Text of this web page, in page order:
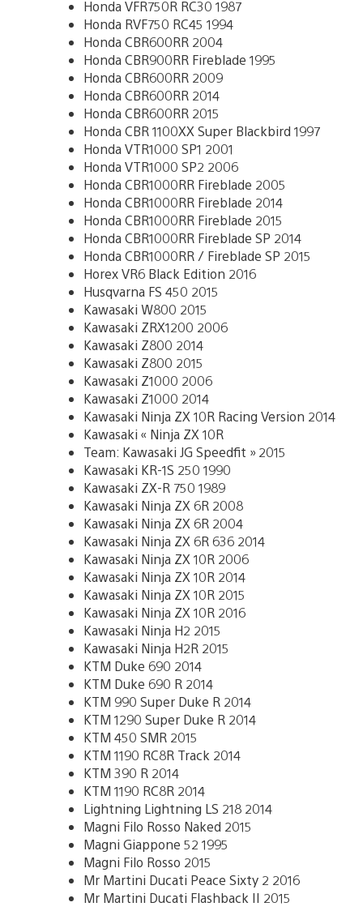
Honda VFR750R RC30 1987
Honda RVF750 RC45 1994
Honda CBR600RR 2004
Honda CBR900RR Fireblade 1995
Honda CBR600RR 2009
Honda CBR600RR 2014
Honda CBR600RR 2015
Honda CBR 1100XX Super Blackbird 1997
Honda VTR1000 SP1 2001
Honda VTR1000 SP2 2006
Honda CBR1000RR Fireblade 2005
Honda CBR1000RR Fireblade 2014
Honda CBR1000RR Fireblade 2015
Honda CBR1000RR Fireblade SP 2014
Honda CBR1000RR / Fireblade SP 2015
Horex VR6 Black Edition 2016
Husqvarna FS 450 2015
Kawasaki W800 2015
Kawasaki ZRX1200 2006
Kawasaki Z800 2014
Kawasaki Z800 2015
Kawasaki Z1000 2006
Kawasaki Z1000 2014
Kawasaki Ninja ZX 10R Racing Version 2014
Kawasaki « Ninja ZX 10R
Team: Kawasaki JG Speedfit » 2015
Kawasaki KR-1S 250 1990
Kawasaki ZX-R 750 1989
Kawasaki Ninja ZX 6R 2008
Kawasaki Ninja ZX 6R 2004
Kawasaki Ninja ZX 6R 636 2014
Kawasaki Ninja ZX 10R 2006
Kawasaki Ninja ZX 10R 2014
Kawasaki Ninja ZX 10R 2015
Kawasaki Ninja ZX 10R 2016
Kawasaki Ninja H2 2015
Kawasaki Ninja H2R 2015
KTM Duke 690 2014
KTM Duke 690 R 2014
KTM 990 Super Duke R 2014
KTM 1290 Super Duke R 2014
KTM 450 SMR 2015
KTM 1190 RC8R Track 2014
KTM 390 R 2014
KTM 1190 RC8R 2014
Lightning Lightning LS 218 2014
Magni Filo Rosso Naked 2015
Magni Giappone 52 1995
Magni Filo Rosso 2015
Mr Martini Ducati Peace Sixty 2 2016
Mr Martini Ducati Flashback II 2015